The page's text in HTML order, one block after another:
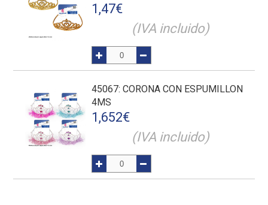
1,47€
(IVA incluido)
45067: CORONA CON ESPUMILLON
4MS
1,652€
(IVA incluido)